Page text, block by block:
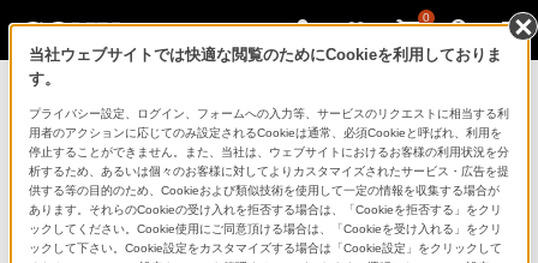
0
当社ウェブサイトでは快適な閲覧のためにCookieを利用しておりま
す。
プライバシー設定、ログイン、フォームへの入力等、サービスのリクエストに相当する利
用者のアクションに応じてのみ設定されるCookieは通常、必須Cookieと呼ばれ、利用を
停止することができません。また、当社は、ウェブサイトにおけるお客様の利用状況を分
析するため、あるいは個々のお客様に対してよりカスタマイズされたサービス・広告を提
供する等の目的のため、Cookieおよび類似技術を使用して一定の情報を収集する場合が
あります。それらのCookieの受け入れを拒否する場合は、「Cookieを拒否する」をクリ
ックしてください。Cookie使用にご同意頂ける場合は、「Cookieを受け入れる」をクリ
ックして下さい。Cookie設定をカスタマイズする場合は「Cookie設定」をクリックして